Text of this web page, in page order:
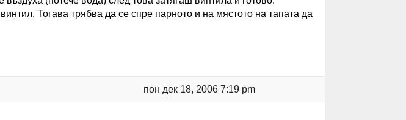
Тогава трябва да се спре парното и на мястото на тапата да
пон дек 18, 2006 7:19 pm